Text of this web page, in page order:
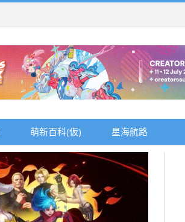
萌新百科(仮) 星海航路